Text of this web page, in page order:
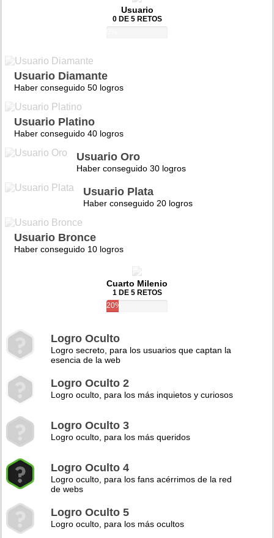
Usuario
0 DE 5 RETOS
Usuario Diamante
Haber conseguido 50 logros
Usuario Platino
Haber conseguido 40 logros
Usuario Oro
Haber conseguido 30 logros
Usuario Plata
Haber conseguido 20 logros
Usuario Bronce
Haber conseguido 10 logros
Cuarto Milenio
1 DE 5 RETOS
20%
Logro Oculto
Logro secreto, para los usuarios que captan la
esencia de la web
Logro Oculto 2
Logro oculto, para los más inquietos y curiosos
Logro Oculto 3
Logro oculto, para los más queridos
Logro Oculto 4
Logro oculto, para los fans acérrimos de la red
de webs
Logro Oculto 5
Logro oculto, para los más ocultos